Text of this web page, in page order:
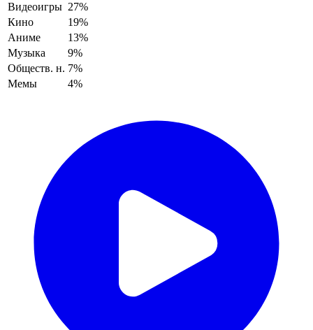
Видеоигры 27%
Кино
19%
Аниме
13%
Музыка
9%
Обществ. н. 7%
Мемы
4%